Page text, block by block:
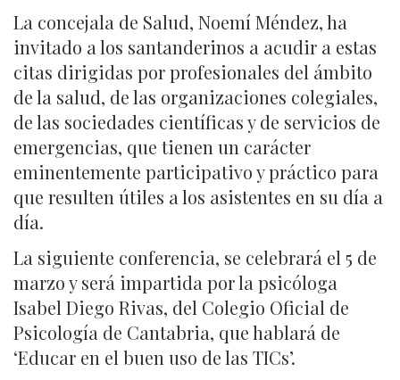
La concejala de Salud, Noemí Méndez, ha
invitado a los santanderinos a acudir a estas
citas dirigidas por profesionales del ámbito
de la salud, de las organizaciones colegiales,
de las sociedades científicas y de servicios de
emergencias, que tienen un carácter
eminentemente participativo y práctico para
que resulten útiles a los asistentes en su día a
día.
La siguiente conferencia, se celebrará el 5 de
marzo y será impartida por la psicóloga
Isabel Diego Rivas, del Colegio Oficial de
Psicología de Cantabria, que hablará de
‘Educar en el buen uso de las TICs’.